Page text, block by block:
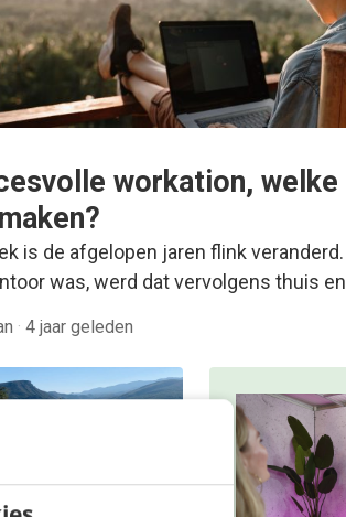
workation,
is de afgelopen jaren flink
was, werd dat vervolgens thuis
· 4 jaar geleden
werken vanuit